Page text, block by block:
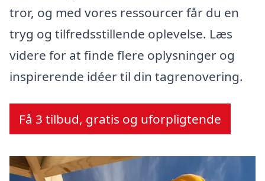
tror, og med vores ressourcer får du en
tryg og tilfredsstillende oplevelse. Læs
videre for at finde flere oplysninger og
inspirerende idéer til din tagrenovering.
Få 3 tilbud, gratis og uforpligtende